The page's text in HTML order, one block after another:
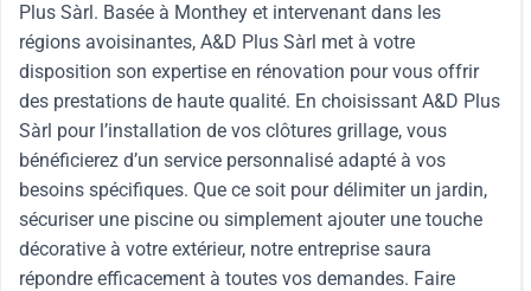
Plus Sàrl. Basée à Monthey et intervenant dans les
régions avoisinantes, A&D Plus Sàrl met à votre
disposition son expertise en rénovation pour vous offrir
des prestations de haute qualité. En choisissant A&D Plus
Sàrl pour l’installation de vos clôtures grillage, vous
bénéficierez d’un service personnalisé adapté à vos
besoins spécifiques. Que ce soit pour délimiter un jardin,
sécuriser une piscine ou simplement ajouter une touche
décorative à votre extérieur, notre entreprise saura
répondre efficacement à toutes vos demandes. Faire